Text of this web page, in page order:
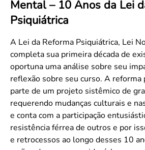
Convenção Coletiva 2025/2026 – Piso salarial
Consulta de Farmacêuticos e Estabelecimentos
Saúde Pública e Indígena
Calendário Eleitoral
Candidatos
Votação
Dúvidas Frequentes
Eleições Anteriores
Mental – 10 Anos da Lei
Psiquiátrica
A Lei da Reforma Psiquiátrica, Lei
completa sua primeira década de
oportuna uma análise sobre seu
reflexão sobre seu curso. A reforma
parte de um projeto sistêmico de
requerendo mudanças culturais e
e conta com a participação
resistência férrea de outros e por
e retrocessos ao longo desses 10